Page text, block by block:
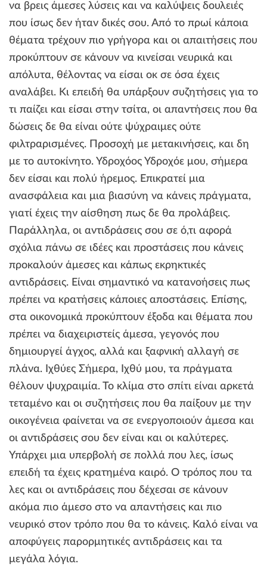
να βρεις άμεσες λύσεις και να καλύψεις δουλειές
που ίσως δεν ήταν δικές σου. Από το πρωί κάποια
θέματα τρέχουν πιο γρήγορα και οι απαιτήσεις που
προκύπτουν σε κάνουν να κινείσαι νευρικά και
απόλυτα, θέλοντας να είσαι οκ σε όσα έχεις
αναλάβει. Κι επειδή θα υπάρξουν συζητήσεις για το
τι παίζει και είσαι στην τσίτα, οι απαντήσεις που θα
δώσεις δε θα είναι ούτε ψύχραιμες ούτε
φιλτραρισμένες. Προσοχή με μετακινήσεις, και δη
με το αυτοκίνητο. Υδροχόος Υδροχόε μου, σήμερα
δεν είσαι και πολύ ήρεμος. Επικρατεί μια
ανασφάλεια και μια βιασύνη να κάνεις πράγματα,
γιατί έχεις την αίσθηση πως δε θα προλάβεις.
Παράλληλα, οι αντιδράσεις σου σε ό,τι αφορά
σχόλια πάνω σε ιδέες και προστάσεις που κάνεις
προκαλούν άμεσες και κάπως εκρηκτικές
αντιδράσεις. Είναι σημαντικό να κατανοήσεις πως
πρέπει να κρατήσεις κάποιες αποστάσεις. Επίσης,
στα οικονομικά προκύπτουν έξοδα και θέματα που
πρέπει να διαχειριστείς άμεσα, γεγονός που
δημιουργεί άγχος, αλλά και ξαφνική αλλαγή σε
πλάνα. Ιχθύες Σήμερα, Ιχθύ μου, τα πράγματα
θέλουν ψυχραιμία. Το κλίμα στο σπίτι είναι αρκετά
τεταμένο και οι συζητήσεις που θα παίξουν με την
οικογένεια φαίνεται να σε ενεργοποιούν άμεσα και
οι αντιδράσεις σου δεν είναι και οι καλύτερες.
Υπάρχει μια υπερβολή σε πολλά που λες, ίσως
επειδή τα έχεις κρατημένα καιρό. Ο τρόπος που τα
λες και οι αντιδράσεις που δέχεσαι σε κάνουν
ακόμα πιο άμεσο στο να απαντήσεις και πιο
νευρικό στον τρόπο που θα το κάνεις. Καλό είναι να
αποφύγεις παρορμητικές αντιδράσεις και τα
μεγάλα λόγια.